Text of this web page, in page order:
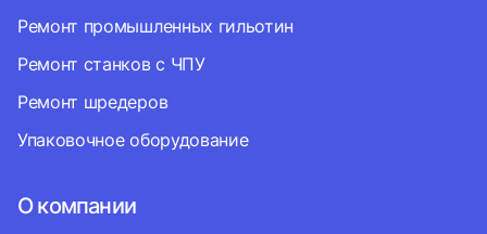
Ремонт промышленных гильотин
Ремонт станков с ЧПУ
Ремонт шредеров
Упаковочное оборудование
О компании